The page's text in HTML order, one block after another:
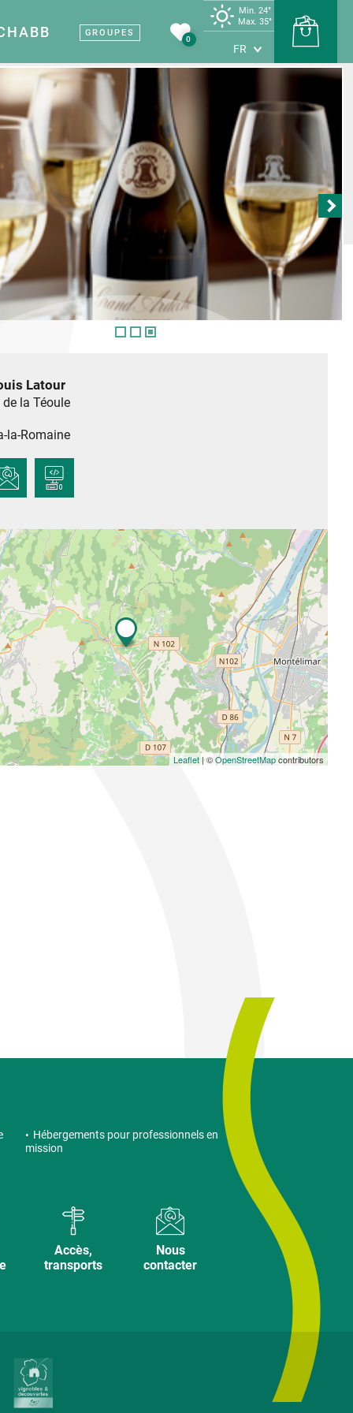
Terre de vin
Vignobles et
viticoles
savoureuses
et artisans
Sites et musées
Nos sites et musées
Patrimoine médiéval
Les grottes
Terre d’industrie
Carte touristique
GROUPES
0
Min. 24°
Max. 35°
FR
Latour
la Téoule
la-Romaine
Leaflet | ©OpenStreetMapcontributors
Hébergements pour professionnels en
mission
Accès,
transports
Nous
contacter